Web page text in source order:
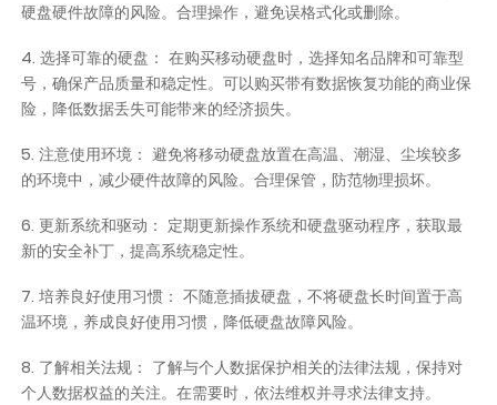
硬盘硬件故障的风险。合理操作，避免误格式化或删除。
4. 选择可靠的硬盘： 在购买移动硬盘时，选择知名品牌和可靠型
号，确保产品质量和稳定性。可以购买带有数据恢复功能的商业保
险，降低数据丢失可能带来的经济损失。
5. 注意使用环境： 避免将移动硬盘放置在高温、潮湿、尘埃较多
的环境中，减少硬件故障的风险。合理保管，防范物理损坏。
6. 更新系统和驱动： 定期更新操作系统和硬盘驱动程序，获取最
新的安全补丁，提高系统稳定性。
7. 培养良好使用习惯： 不随意插拔硬盘，不将硬盘长时间置于高
温环境，养成良好使用习惯，降低硬盘故障风险。
8. 了解相关法规： 了解与个人数据保护相关的法律法规，保持对
个人数据权益的关注。在需要时，依法维权并寻求法律支持。